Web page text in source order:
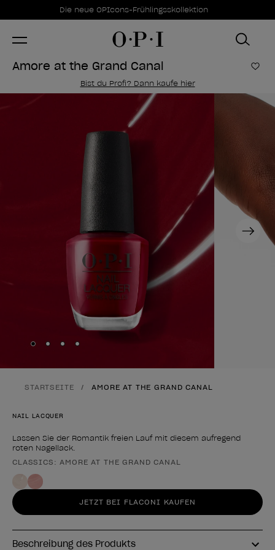
Sonderangebote
Die neue OPIcons-Frühlingsskollektion
Item 1 of 1
Amore at the Grand Canal Zur
Bist du Profi? Dann kaufe hier
Next
Skip to slide
Skip to slide
Skip to slide
Skip to slide
STARTSEITE AMORE AT THE GRAND CANAL
NAIL LACQUER
Lassen Sie der Romantik freien Lauf mit diesem aufregend
roten Nagellack.
Form des Produkts
CLASSICS: AMORE AT THE GRAND CANAL
JETZT BEI FLACONI KAUFEN
Beschreibung des Produkts